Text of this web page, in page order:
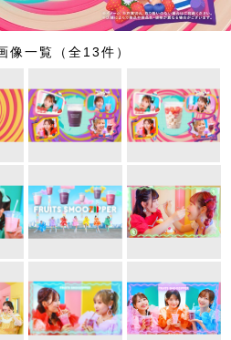
像一覧（全13件）